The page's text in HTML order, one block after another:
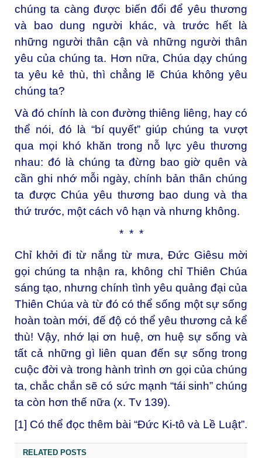
chúng ta càng được biến đổi để yêu thương
và bao dung người khác, và trước hết là
những người thân cận và những người thân
yêu của chúng ta. Hơn nữa, Chúa dạy chúng
ta yêu kẻ thù, thì chẳng lẽ Chúa không yêu
chúng ta?
Và đó chính là con đường thiêng liêng, hay có
thể nói, đó là “bí quyết” giúp chúng ta vượt
qua mọi khó khăn trong nỗ lực yêu thương
nhau: đó là chúng ta đừng bao giờ quên và
cần ghi nhớ mỗi ngày, chính bản thân chúng
ta được Chúa yêu thương bao dung và tha
thứ trước, một cách vô hạn và nhưng không.
* * *
Chỉ khởi đi từ nắng từ mưa, Đức Giêsu mời
gọi chúng ta nhận ra, không chỉ Thiên Chúa
sáng tạo, nhưng chính tình yêu quảng đại của
Thiên Chúa và từ đó có thể sống một sự sống
hoàn toàn mới, đế độ có thể yêu thương cả kể
thù! Vậy, nhớ lại ơn huệ, ơn huệ sự sống và
tất cả những gì liên quan đến sự sống trong
cuộc đời và trong hành trình ơn gọi của chúng
ta, chắc chắn sẽ có sức mạnh “tái sinh” chúng
ta còn hơn thế nữa (x. Tv 139).
[1] Có thể đọc thêm bài “Đức Ki-tô và Lề Luật”.
RELATED POSTS